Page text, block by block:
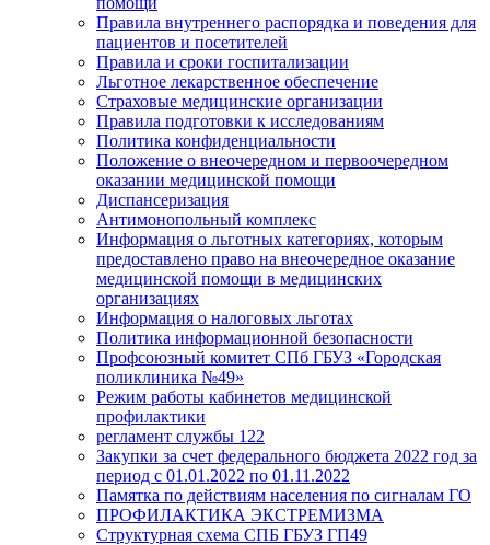
Правила внутреннего распорядка и поведения для
пациентов и посетителей
Правила и сроки госпитализации
Льготное лекарственное обеспечение
Страховые медицинские организации
Правила подготовки к исследованиям
Политика конфиденциальности
Положение о внеочередном и первоочередном
оказании медицинской помощи
Диспансеризация
Антимонопольный комплекс
Информация о льготных категориях, которым
предоставлено право на внеочередное оказание
медицинской помощи в медицинских
организациях
Информация о налоговых льготах
Политика информационной безопасности
Профсоюзный комитет СПб ГБУЗ «Городская
поликлиника №49»
Режим работы кабинетов медицинской
профилактики
регламент службы 122
Закупки за счет федерального бюджета 2022 год за
период с 01.01.2022 по 01.11.2022
Памятка по действиям населения по сигналам ГО
ПРОФИЛАКТИКА ЭКСТРЕМИЗМА
Структурная схема СПБ ГБУЗ ГП49